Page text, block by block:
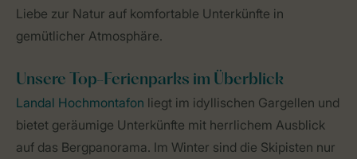
Liebe zur Natur auf komfortable Unterkünfte in
gemütlicher Atmosphäre.
Unsere Top-Ferienparks im Überblick
Landal Hochmontafon liegt im idyllischen Gargellen und
bietet geräumige Unterkünfte mit herrlichem Ausblick
auf das Bergpanorama. Im Winter sind die Skipisten nur